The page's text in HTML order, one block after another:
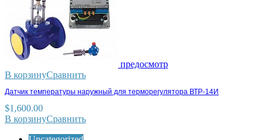
предосмотр
В корзинуСравнить
Датчик температуры наружный для терморегулятора ВТР-14И
$1,600.00
В корзинуСравнить